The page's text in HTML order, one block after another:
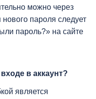
можно через
пароля следует
пароль?» на сайте
в аккаунт?
является